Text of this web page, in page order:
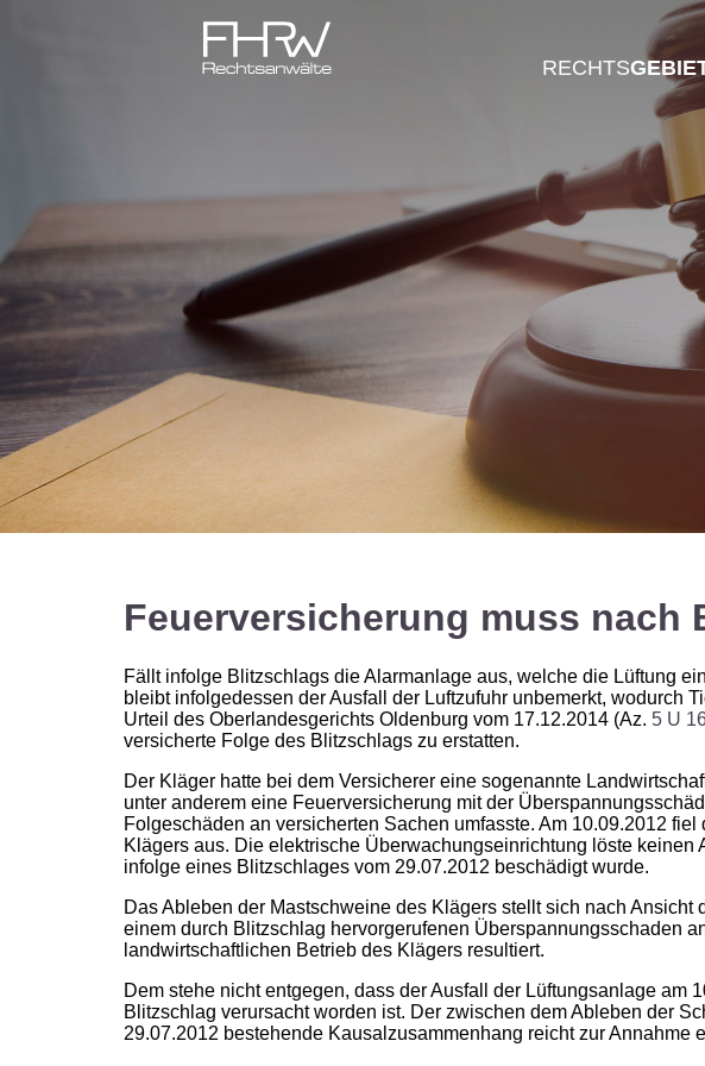
RECHTS
Feuerversicherung muss nach
Fällt infolge Blitzschlags die Alarmanlage aus, welche die Lüftung
bleibt infolgedessen der Ausfall der Luftzufuhr unbemerkt, wodurch
Urteil des Oberlandesgerichts Oldenburg vom 17.12.2014 (Az. 5 U
versicherte Folge des Blitzschlags zu erstatten.
Der Kläger hatte bei dem Versicherer eine sogenannte
unter anderem eine Feuerversicherung mit der
Folgeschäden an versicherten Sachen umfasste. Am 10.09.2012
Klägers aus. Die elektrische Überwachungseinrichtung löste keinen
infolge eines Blitzschlages vom 29.07.2012 beschädigt wurde.
Das Ableben der Mastschweine des Klägers stellt sich nach Ansicht
einem durch Blitzschlag hervorgerufenen Überspannungsschaden
landwirtschaftlichen Betrieb des Klägers resultiert.
Dem stehe nicht entgegen, dass der Ausfall der Lüftungsanlage am
Blitzschlag verursacht worden ist. Der zwischen dem Ableben der
29.07.2012 bestehende Kausalzusammenhang reicht zur Annahme